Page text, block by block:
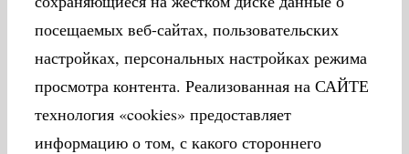
посещаемых веб-сайтах, пользовательских
настройках, персональных настройках режима
просмотра контента. Реализованная на САЙТЕ
технология «cookies» предоставляет
информацию о том, с какого стороннего